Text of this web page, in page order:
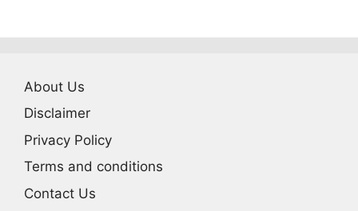
About Us
Disclaimer
Privacy Policy
Terms and conditions
Contact Us